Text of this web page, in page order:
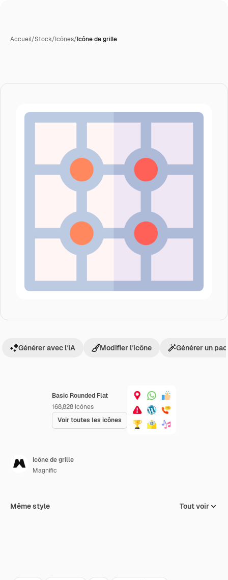
Accueil/Stock/Icônes/Icône de grille
Basic Rounded Flat
168,828 Icônes
Voir toutes les icônes
Générer avec l’IA Modifier l’icône Générer un
Icône de grille
Magnific
Même style Tout voir